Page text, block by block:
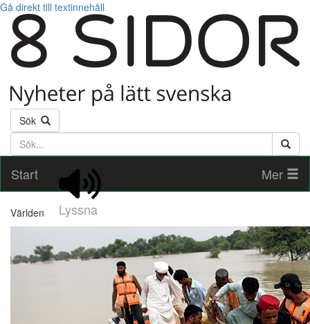
Gå direkt till textinnehåll
Sök
Söktext
Start
Lyssna
Mer
Världen